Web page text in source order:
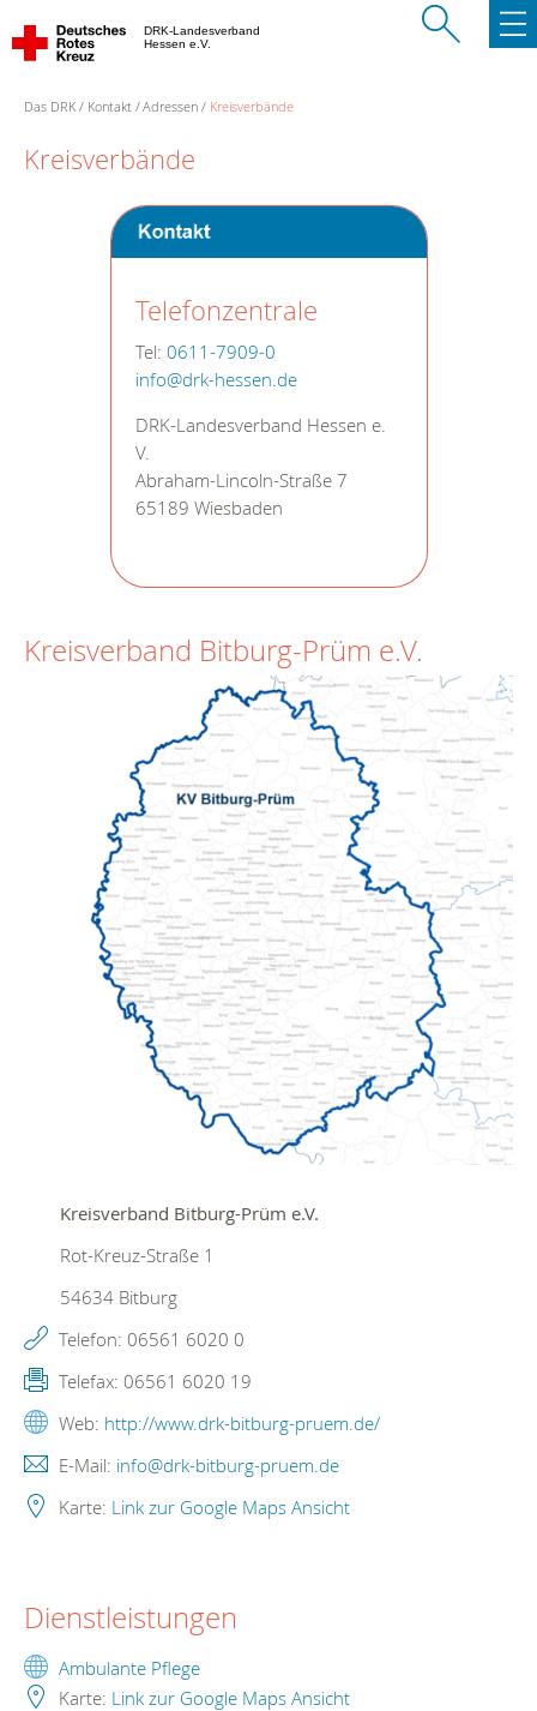
DRK-Landesverband
Hessen e.V.
Das DRK Kontakt Adressen Kreisverbände
Kreisverbände
Telefonzentrale
Tel: 0611-7909-0
info@drk-hessen.de
DRK-Landesverband Hessen e.
V.
Abraham-Lincoln-Straße 7
65189 Wiesbaden
Kreisverband Bitburg-Prüm e.V.
Kreisverband Bitburg-Prüm e.V.
Rot-Kreuz-Straße 1
54634 Bitburg
Telefon: 06561 6020 0
Telefax: 06561 6020 19
Web: http://www.drk-bitburg-pruem.de/
E-Mail: info@drk-bitburg-pruem.de
Karte: Link zur Google Maps Ansicht
Dienstleistungen
Ambulante Pflege
Karte: Link zur Google Maps Ansicht